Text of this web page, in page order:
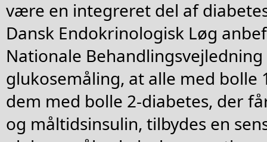
være en integreret del af
Dansk Endokrinologisk Løg
Nationale
glukosemåling, at alle med bolle
dem med bolle 2-diabetes, der
og måltidsinsulin, tilbydes en